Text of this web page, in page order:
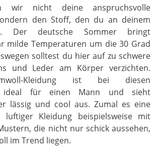
wir nicht deine anspruchsvolle
den Stoff, den du an deinem
Der deutsche Sommer bringt
milde Temperaturen um die 30 Grad
solltest du hier auf zu schwere
und Leder am Körper verzichten.
Kleidung ist bei diesen
ideal für einen Mann und sieht
lässig und cool aus. Zumal es eine
luftiger Kleidung beispielsweise mit
die nicht nur schick aussehen,
im Trend liegen.